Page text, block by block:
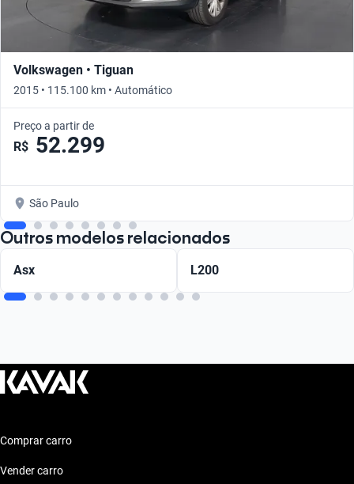
Volkswagen • Tiguan
2015 • 115.100 km • Automático
Preço a partir de
R$ 52.299
São Paulo
Outros modelos relacionados
Asx L200
Comprar carro
Vender carro